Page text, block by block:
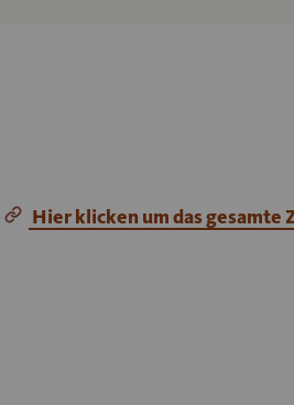
Hier klicken um das gesamte